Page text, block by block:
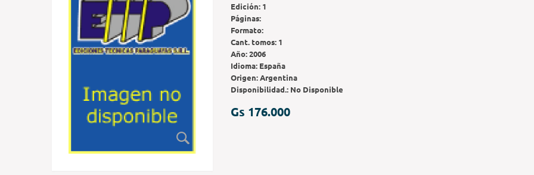
Edición: 1
Páginas:
Formato:
Cant. tomos: 1
Año:2006
Idioma: España
Origen:Argentina
Disponibilidad.: No Disponible
Gs 176.000